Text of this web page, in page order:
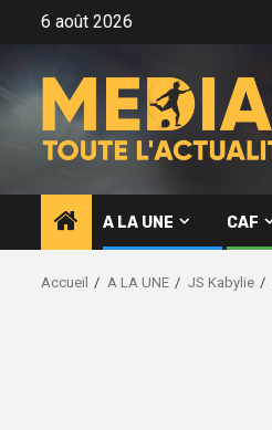
6 août 2026
A LA UNE CAF
Accueil A LA UNE JS Kabylie